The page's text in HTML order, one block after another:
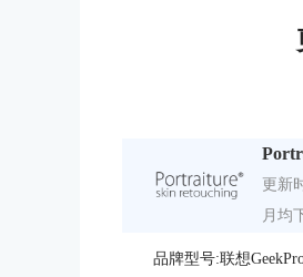
更新
月均
品牌型号:联想